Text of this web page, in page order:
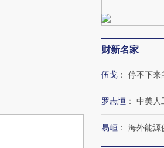
财新名家
伍戈 ： 停不下来
罗志恒 ： 中美人
易峘 ： 海外能源